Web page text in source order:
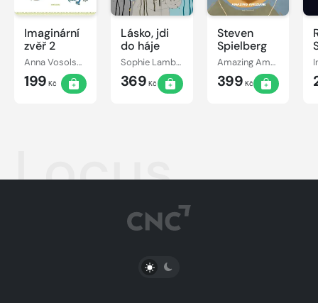
Imaginární
zvěř 2
Anna Vosolsobě
199 Kč
Lásko, jdi
do háje
Sophie Lambda
369 Kč
Steven
Spielberg
Amazing Améziane
399 Kč
Locus
PŘEPNOUT SVĚTLÝ/TMAVÝ REŽIM